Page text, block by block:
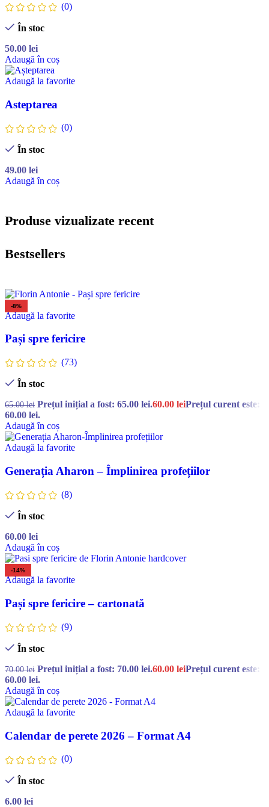
(0)
În stoc
50.00 lei
Adaugă în coș
Adaugă la favorite
Asteptarea
(0)
În stoc
49.00 lei
Adaugă în coș
Produse vizualizate recent
Bestsellers
-8%
Adaugă la favorite
Pași spre fericire
(73)
În stoc
65.00lei Prețul inițial a fost: 65.00 lei.60.00 leiPrețul curent este:
60.00 lei.
Adaugă în coș
Adaugă la favorite
Generația Aharon – Împlinirea profețiilor
(8)
În stoc
60.00 lei
Adaugă în coș
-14%
Adaugă la favorite
Pași spre fericire – cartonată
(9)
În stoc
70.00lei Prețul inițial a fost: 70.00 lei.60.00 leiPrețul curent este:
60.00 lei.
Adaugă în coș
Adaugă la favorite
Calendar de perete 2026 – Format A4
(0)
În stoc
6.00 lei